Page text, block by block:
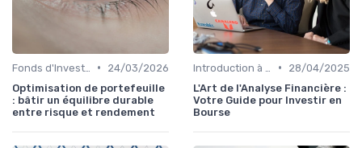
•
24/03/2026
Optimisation de portefeuille
: bâtir un équilibre durable
entre risque et rendement
•
28/04/2025
L'Art de l'Analyse Financière :
Votre Guide pour Investir en
Bourse